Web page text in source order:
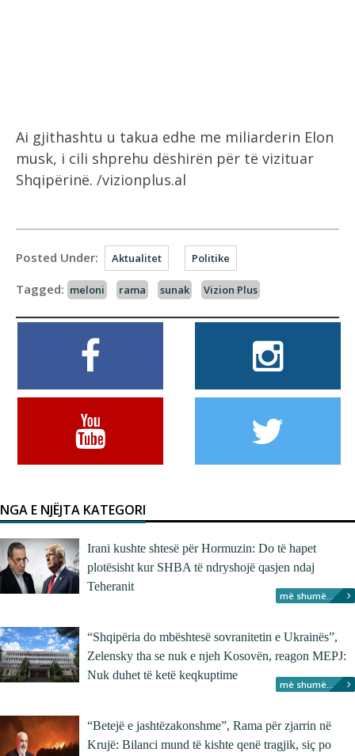
Ai gjithashtu u takua edhe me miliarderin Elon
musk, i cili shprehu dëshirën për të vizituar
Shqipërinë. /vizionplus.al
Posted Under: Aktualitet Politike
Tagged: meloni rama sunak Vizion Plus
NGA E NJËJTA KATEGORI
Irani kushte shtesë për Hormuzin: Do të hapet
plotësisht kur SHBA të ndryshojë qasjen ndaj
Teheranit
më shumë...
“Shqipëria do mbështesë sovranitetin e Ukrainës”,
Zelensky tha se nuk e njeh Kosovën, reagon MEPJ:
Nuk duhet të ketë keqkuptime
më shumë...
“Betejë e jashtëzakonshme”, Rama për zjarrin në
Krujë: Bilanci mund të kishte qenë tragjik, siç po